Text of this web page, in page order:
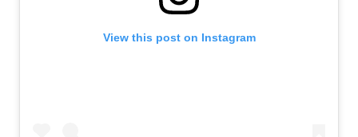
View this post on Instagram